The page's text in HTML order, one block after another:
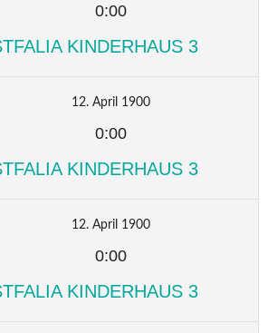
0:00
KINDERHAUS 3
12. April 1900
0:00
KINDERHAUS 3
12. April 1900
0:00
KINDERHAUS 3